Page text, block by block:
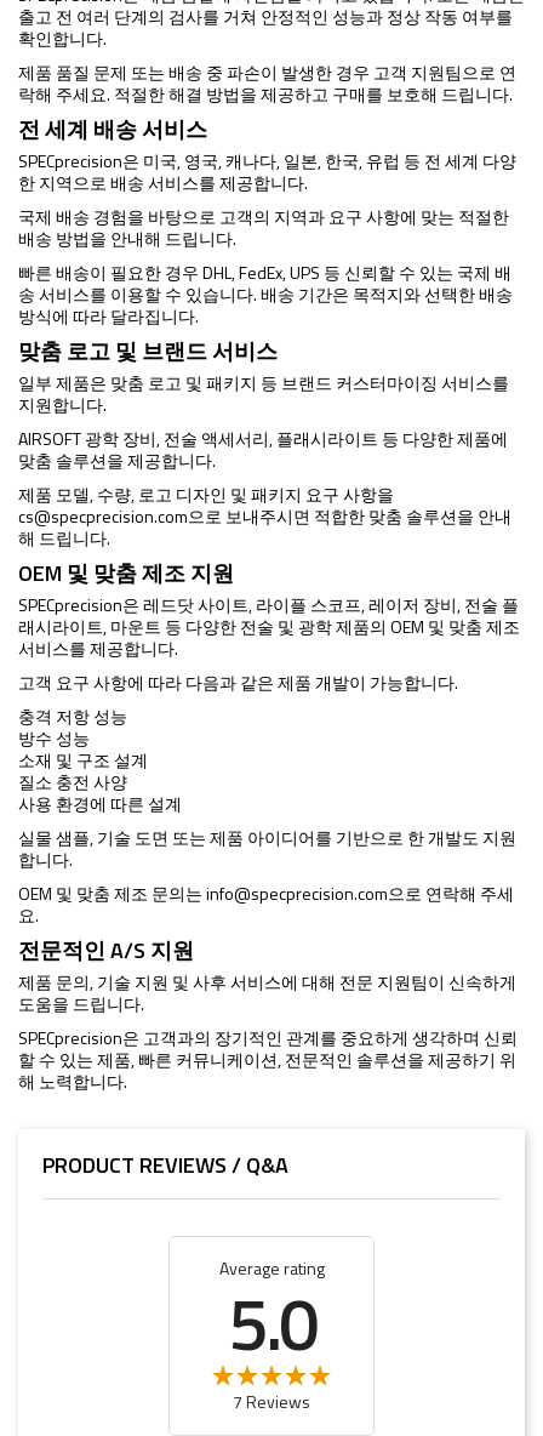
출고 전 여러 단계의 검사를 거쳐 안정적인 성능과 정상 작동 여부를
확인합니다.
제품 품질 문제 또는 배송 중 파손이 발생한 경우 고객 지원팀으로 연
락해 주세요. 적절한 해결 방법을 제공하고 구매를 보호해 드립니다.
전 세계 배송 서비스
SPECprecision은 미국, 영국, 캐나다, 일본, 한국, 유럽 등 전 세계 다양
한 지역으로 배송 서비스를 제공합니다.
국제 배송 경험을 바탕으로 고객의 지역과 요구 사항에 맞는 적절한
배송 방법을 안내해 드립니다.
빠른 배송이 필요한 경우 DHL, FedEx, UPS 등 신뢰할 수 있는 국제 배
송 서비스를 이용할 수 있습니다. 배송 기간은 목적지와 선택한 배송
방식에 따라 달라집니다.
맞춤 로고 및 브랜드 서비스
일부 제품은 맞춤 로고 및 패키지 등 브랜드 커스터마이징 서비스를
지원합니다.
AIRSOFT 광학 장비, 전술 액세서리, 플래시라이트 등 다양한 제품에
맞춤 솔루션을 제공합니다.
제품 모델, 수량, 로고 디자인 및 패키지 요구 사항을
cs@specprecision.com으로 보내주시면 적합한 맞춤 솔루션을 안내
해 드립니다.
OEM 및 맞춤 제조 지원
SPECprecision은 레드닷 사이트, 라이플 스코프, 레이저 장비, 전술 플
래시라이트, 마운트 등 다양한 전술 및 광학 제품의 OEM 및 맞춤 제조
서비스를 제공합니다.
고객 요구 사항에 따라 다음과 같은 제품 개발이 가능합니다.
충격 저항 성능
방수 성능
소재 및 구조 설계
질소 충전 사양
사용 환경에 따른 설계
실물 샘플, 기술 도면 또는 제품 아이디어를 기반으로 한 개발도 지원
합니다.
OEM 및 맞춤 제조 문의는info@specprecision.com으로 연락해 주세
요.
전문적인 A/S 지원
제품 문의, 기술 지원 및 사후 서비스에 대해 전문 지원팀이 신속하게
도움을 드립니다.
SPECprecision은 고객과의 장기적인 관계를 중요하게 생각하며 신뢰
할 수 있는 제품, 빠른 커뮤니케이션, 전문적인 솔루션을 제공하기 위
해 노력합니다.
PRODUCT REVIEWS / Q&A
Average rating
5.0
7 Reviews